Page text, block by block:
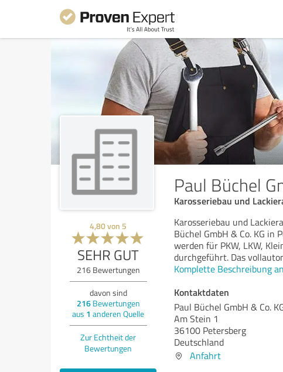
Paul Büchel
Karosseriebau und
4,80von 5
SEHR GUT
216Bewertungen
davon sind
216Bewertungen
aus 1 anderen Quelle
Zur Echtheit der
Bewertungen
Karosseriebau und
Büchel GmbH & Co. KG
werden für PKW, LKW,
durchgeführt. Das
Komplette Beschreibung
Kontaktdaten
Paul Büchel GmbH & Co.
Am Stein 1
36100 Petersberg
Deutschland
Anfahrt